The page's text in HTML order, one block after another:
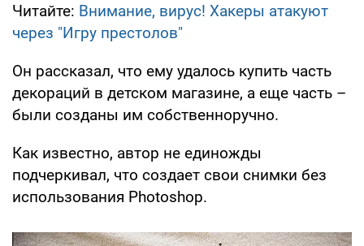
Читайте: Внимание, вирус! Хакеры атакуют
через "Игру престолов"
Он рассказал, что ему удалось купить часть
декораций в детском магазине, а еще часть –
были созданы им собственноручно.
Как известно, автор не единожды
подчеркивал, что создает свои снимки без
использования Photoshop.